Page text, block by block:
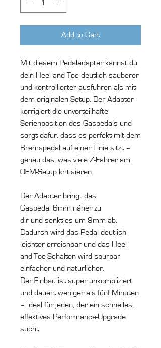
Add to Cart
Mit diesem Pedaladapter kannst du
dein Heel and Toe deutlich sauberer
und kontrollierter ausführen als mit
dem originalen Setup. Der Adapter
korrigiert die unvorteilhafte
Serienposition des Gaspedals und
sorgt dafür, dass es perfekt mit dem
Bremspedal auf einer Linie sitzt –
genau das, was viele Z-Fahrer am
OEM-Setup kritisieren.
Der Adapter bringt das
Gaspedal 6mm näher zu
dir und senkt es um 9mm ab.
Dadurch wird das Pedal deutlich
leichter erreichbar und das Heel-
and-Toe-Schalten wird spürbar
einfacher und natürlicher.
Der Einbau ist super unkompliziert
und dauert weniger als fünf Minuten
– ideal für jeden, der ein schnelles,
effektives Performance-Upgrade
sucht.